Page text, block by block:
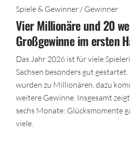
Spiele & Gewinner / Gewinner
Vier Millionäre und 20
Großgewinne im ersten
Das Jahr 2026 ist für viele
Sachsen besonders gut
wurden zu Millionären, dazu
weitere Gewinne. Insgesamt
sechs Monate: Glücksmomente
viele.